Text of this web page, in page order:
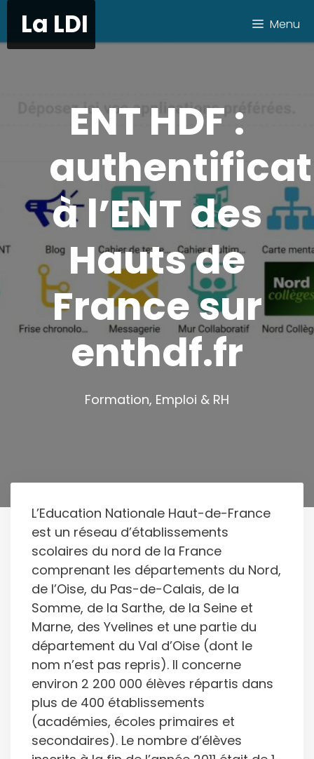
contenu
La LDI Menu
ENT HDF :
à l’ENT des
Hauts de
France sur
enthdf.fr
Formation, Emploi & RH
L’Education Nationale Haut-de-France
est un réseau d’établissements
scolaires du nord de la France
comprenant les départements du Nord,
de l’Oise, du Pas-de-Calais, de la
Somme, de la Sarthe, de la Seine et
Marne, des Yvelines et une partie du
département du Val d’Oise (dont le
nom n’est pas repris). Il concerne
environ 2 200 000 élèves répartis dans
plus de 400 établissements
(académies, écoles primaires et
secondaires). Le nombre d’élèves